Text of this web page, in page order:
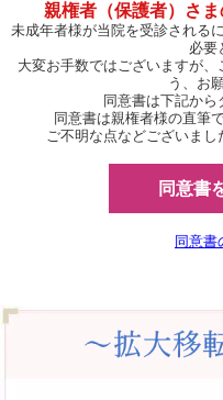
親権者（保護者）さ
未成年者様が当院を受診される
必要
大変お手数ではございますが
う、お
同意書は下記から
同意書は親権者様の直筆
ご不明な点などございまし
同意書
同意書